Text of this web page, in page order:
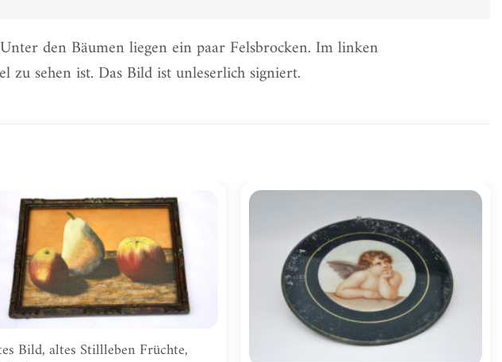
den Bäumen liegen ein paar Felsbrocken. Im linken
zu sehen ist. Das Bild ist unleserlich signiert.
Zur
Wunschliste
hinzufügen
Bild, altes Stillleben Früchte,
Zur
Wunschliste
hinzufügen